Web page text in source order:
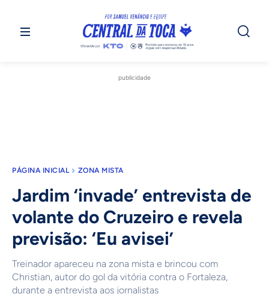
publicidade
PÁGINA INICIAL ZONA MISTA
Jardim ‘invade’ entrevista de
volante do Cruzeiro e revela
previsão: ‘Eu avisei’
Treinador apareceu na zona mista e brincou com
Christian, autor do gol da vitória contra o Fortaleza,
durante a entrevista aos jornalistas